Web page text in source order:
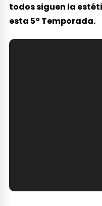
todos siguen la
esta 5ª Temporada.